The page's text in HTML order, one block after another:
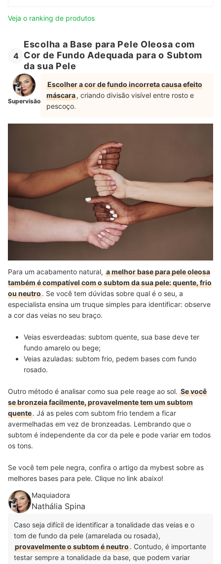
Veja o ranking de produtos
4
Escolha a Base para Pele Oleosa com
Cor de Fundo Adequada para o Subtom
da sua Pele
Supervisão
Escolher a cor de fundo incorreta causa efeito
máscara, criando divisão visível entre rosto e
pescoço.
Para um acabamento natural, a melhor base para pele oleosa
também é compatível com o subtom da sua pele: quente, frio
ou neutro. Se você tem dúvidas sobre qual é o seu, a
especialista ensina um truque simples para identificar: observe
a cor das veias no seu braço.
Veias esverdeadas: subtom quente, sua base deve ter
fundo amarelo ou bege;
Veias azuladas: subtom frio, pedem bases com fundo
rosado.
Outro método é analisar como sua pele reage ao sol. Se você
se bronzeia facilmente, provavelmente tem um subtom
quente. Já as peles com subtom frio tendem a ficar
avermelhadas em vez de bronzeadas. Lembrando que o
subtom é independente da cor da pele e pode variar em todos
os tons.
Se você tem pele negra, confira o artigo da mybest sobre as
melhores bases para pele. Clique no link abaixo!
Maquiadora
Nathália Spina
Caso seja difícil de identificar a tonalidade das veias e o
tom de fundo da pele (amarelada ou rosada),
provavelmente o subtom é neutro. Contudo, é importante
testar sempre a tonalidade da base, que podem variar